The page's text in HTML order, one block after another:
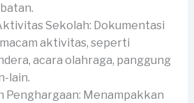
Sekolah: Dokumentasi
aktivitas, seperti
acara olahraga, panggung
lain.
Penghargaan: Menampakkan